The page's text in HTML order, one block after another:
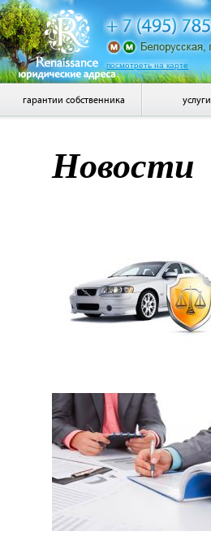
посмотреть на карте
гарантии собственника услуги
Новости